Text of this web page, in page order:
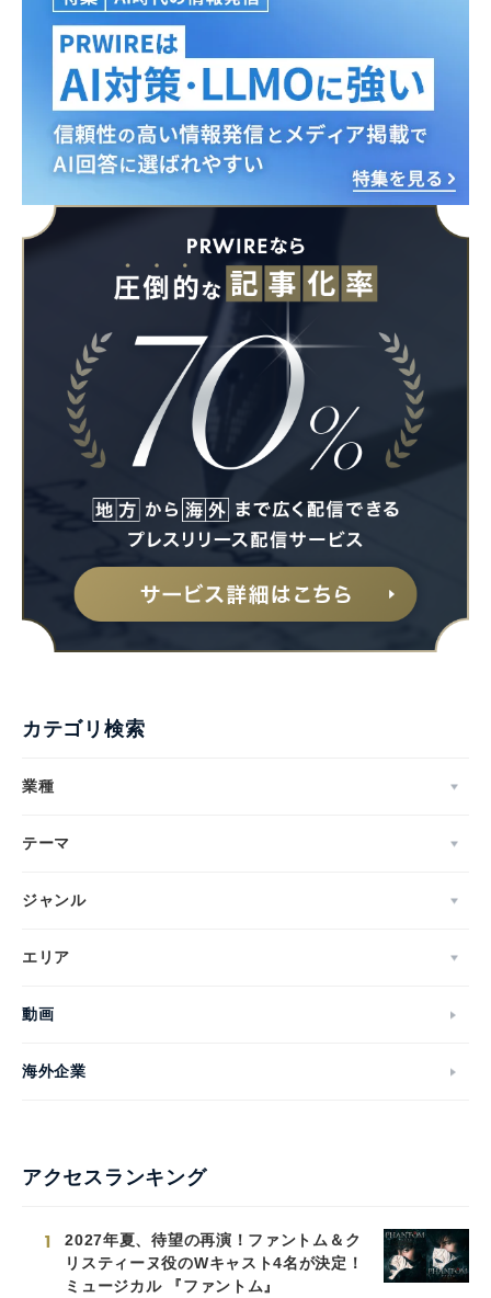
カテゴリ検索
業種
テーマ
ジャンル
エリア
動画
海外企業
アクセスランキング
1
2027年夏、待望の再演！ファントム＆ク
リスティーヌ役のWキャスト4名が決定！
ミュージカル 『ファントム』